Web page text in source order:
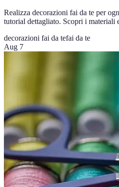
Realizza decorazioni fai da te per
tutorial dettagliato. Scopri i materiali
decorazioni fai da tefai da te
Aug 7